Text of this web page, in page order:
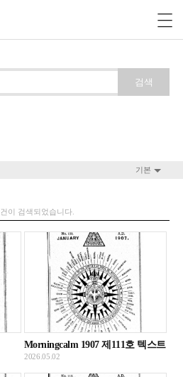
검색
기본
건이 검색되었습니다.
Morningcalm 1907 제111호 텍스트
2026.05.02